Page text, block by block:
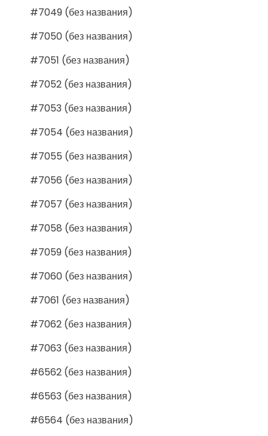
#7049 (без названия)
#7050 (без названия)
#7051 (без названия)
#7052 (без названия)
#7053 (без названия)
#7054 (без названия)
#7055 (без названия)
#7056 (без названия)
#7057 (без названия)
#7058 (без названия)
#7059 (без названия)
#7060 (без названия)
#7061 (без названия)
#7062 (без названия)
#7063 (без названия)
#6562 (без названия)
#6563 (без названия)
#6564 (без названия)